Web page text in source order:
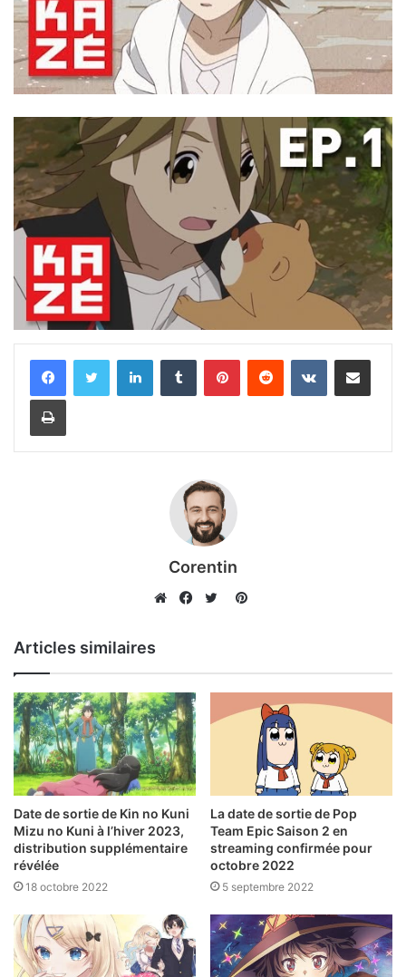
LinkedinTumblr PinterestReddit VKontaktePartager par email
Imprimer
Corentin
Pinterest
Articles similaires
Date de sortie de Kin no Kuni
Mizu no Kuni à l’hiver 2023,
distribution supplémentaire
révélée
18 octobre 2022
La date de sortie de Pop
Team Epic Saison 2 en
streaming confirmée pour
octobre 2022
5 septembre 2022